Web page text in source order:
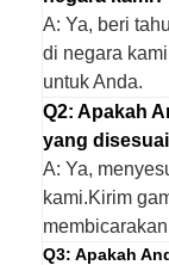
A: Ya, beri
di negara
untuk Anda.
Q2: Apakah
yang
A: Ya,
kami.Kirim
Q3: Apakah